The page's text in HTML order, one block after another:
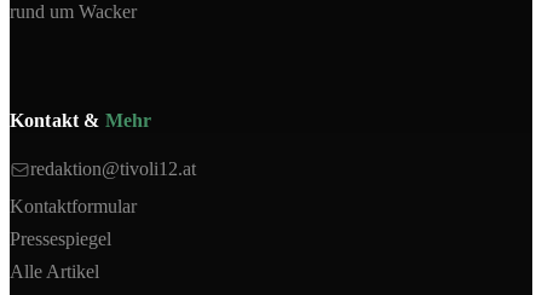
rund um Wacker
Kontakt & Mehr
redaktion@tivoli12.at
Kontaktformular
Pressespiegel
Alle Artikel